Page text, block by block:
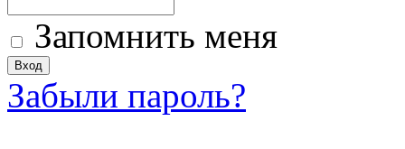
Запомнить меня
Забыли пароль?